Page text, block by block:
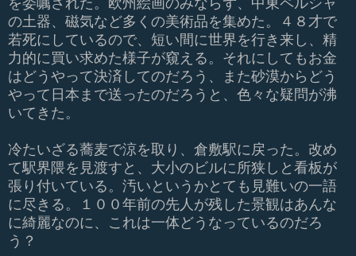
を委嘱された。欧州絵画のみならず、中東ペルシャ
の土器、磁気など多くの美術品を集めた。４８才で
若死にしているので、短い間に世界を行き来し、精
力的に買い求めた様子が窺える。それにしてもお金
はどうやって決済してのだろう、また砂漠からどう
やって日本まで送ったのだろうと、色々な疑問が沸
いてきた。
冷たいざる蕎麦で涼を取り、倉敷駅に戻った。改め
て駅界隈を見渡すと、大小のビルに所狭しと看板が
張り付いている。汚いというかとても見難いの一語
に尽きる。１００年前の先人が残した景観はあんな
に綺麗なのに、これは一体どうなっているのだろ
う？